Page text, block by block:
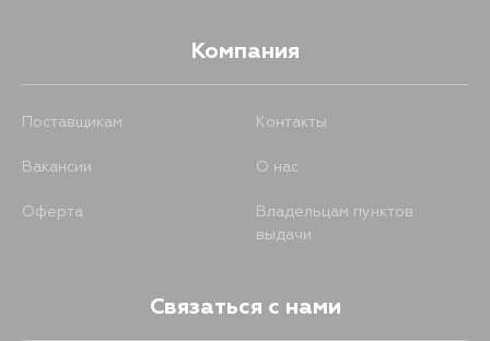
Компания
Поставщикам Контакты
Вакансии О нас
Оферта
Владельцам пунктов
выдачи
Связаться с нами